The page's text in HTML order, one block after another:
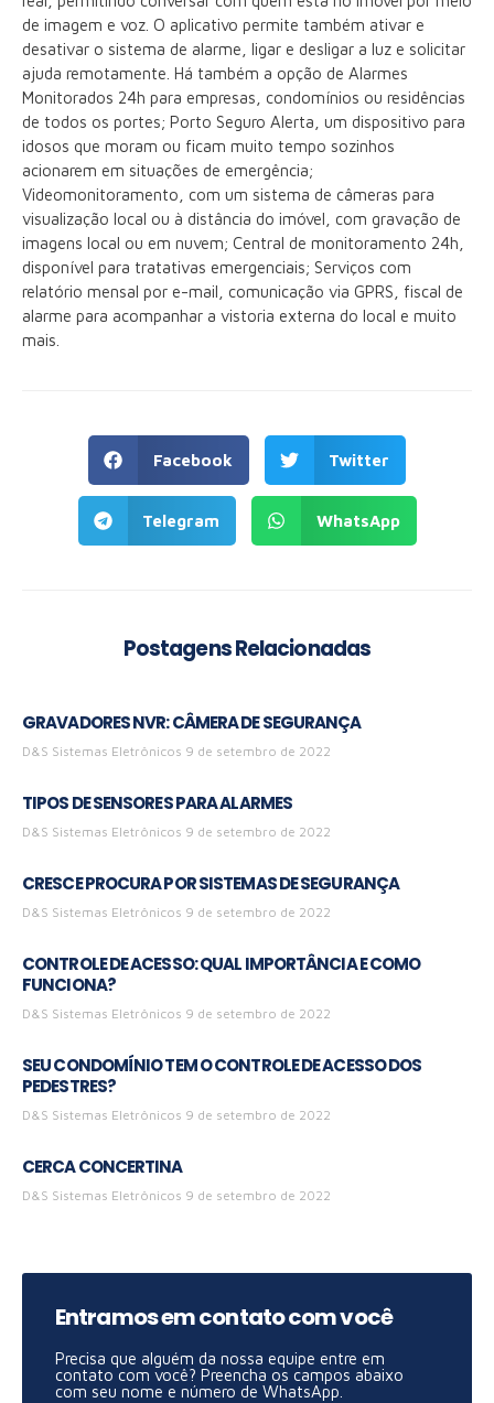
de imagem e voz. O aplicativo permite também ativar e
desativar o sistema de alarme, ligar e desligar a luz e solicitar
ajuda remotamente. Há também a opção de Alarmes
Monitorados 24h para empresas, condomínios ou residências
de todos os portes; Porto Seguro Alerta, um dispositivo para
idosos que moram ou ficam muito tempo sozinhos
acionarem em situações de emergência;
Videomonitoramento, com um sistema de câmeras para
visualização local ou à distância do imóvel, com gravação de
imagens local ou em nuvem; Central de monitoramento 24h,
disponível para tratativas emergenciais; Serviços com
relatório mensal por e-mail, comunicação via GPRS, fiscal de
alarme para acompanhar a vistoria externa do local e muito
mais.
Facebook Twitter
Telegram WhatsApp
Postagens Relacionadas
GRAVADORES NVR: CÂMERA DE SEGURANÇA
D&S Sistemas Eletrônicos 9 de setembro de 2022
TIPOS DE SENSORES PARA ALARMES
D&S Sistemas Eletrônicos 9 de setembro de 2022
CRESCE PROCURA POR SISTEMAS DE SEGURANÇA
D&S Sistemas Eletrônicos 9 de setembro de 2022
CONTROLE DE ACESSO: QUAL IMPORTÂNCIA E COMO
FUNCIONA?
D&S Sistemas Eletrônicos 9 de setembro de 2022
SEU CONDOMÍNIO TEM O CONTROLE DE ACESSO DOS
PEDESTRES?
D&S Sistemas Eletrônicos 9 de setembro de 2022
CERCA CONCERTINA
D&S Sistemas Eletrônicos 9 de setembro de 2022
Entramos em contato com você
Precisa que alguém da nossa equipe entre em
contato com você? Preencha os campos abaixo
com seu nome e número de WhatsApp.